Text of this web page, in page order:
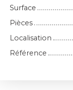
Surface
Pièces
Localisation
Référence